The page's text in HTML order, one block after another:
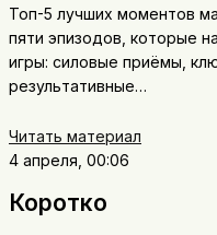
Топ-5 лучших моментов
пяти эпизодов, которые
игры: силовые приёмы,
результативные…
Читать материал
4 апреля, 00:06
Коротко